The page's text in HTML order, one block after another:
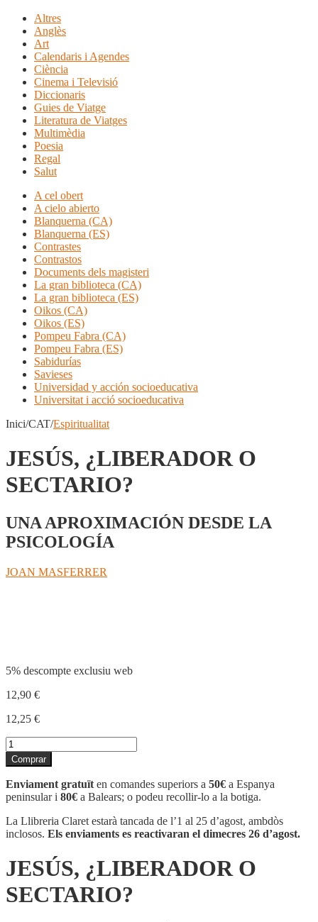
Altres
Anglès
Art
Calendaris i Agendes
Ciència
Cinema i Televisió
Diccionaris
Guies de Viatge
Literatura de Viatges
Multimèdia
Poesia
Regal
Salut
A cel obert
A cielo abierto
Blanquerna (CA)
Blanquerna (ES)
Contrastes
Contrastos
Documents dels magisteri
La gran biblioteca (CA)
La gran biblioteca (ES)
Oikos (CA)
Oikos (ES)
Pompeu Fabra (CA)
Pompeu Fabra (ES)
Sabidurías
Savieses
Universidad y acción socioeducativa
Universitat i acció socioeducativa
Inici/CAT/Espiritualitat
JESÚS, ¿LIBERADOR O
SECTARIO?
UNA APROXIMACIÓN DESDE LA
PSICOLOGÍA
JOAN MASFERRER
5% descompte exclusiu web
12,90 €
12,25 €
quantitat
de
JESÚS,
¿LIBERADOR
O
SECTARIO?
Comprar
Enviament gratuït en comandes superiors a 50€ a Espanya
peninsular i 80€ a Balears; o podeu recollir-lo a la botiga.
La Llibreria Claret estarà tancada de l’1 al 25 d’agost, ambdòs
inclosos. Els enviaments es reactivaran el dimecres 26 d’agost.
JESÚS, ¿LIBERADOR O
SECTARIO?